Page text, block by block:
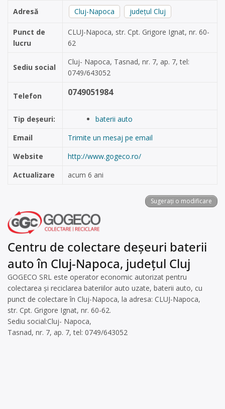
Adresă Cluj-Napoca județul Cluj
Punct de
lucru
CLUJ-Napoca, str. Cpt. Grigore Ignat, nr. 60-
62
Sediu social
Cluj- Napoca, Tasnad, nr. 7, ap. 7, tel:
0749/643052
Telefon 0749051984
Tip deșeuri:
baterii auto
Email
Trimite un mesaj pe email
Website
http://www.gogeco.ro/
Actualizare
acum 6 ani
Sugerați o modificare
Centru de colectare deșeuri baterii
auto în Cluj-Napoca, județul Cluj
GOGECO SRL este operator economic autorizat pentru
colectarea și reciclarea bateriilor auto uzate, baterii auto, cu
punct de colectare în Cluj-Napoca, la adresa: CLUJ-Napoca,
str. Cpt. Grigore Ignat, nr. 60-62.
Sediu social:Cluj- Napoca,
Tasnad, nr. 7, ap. 7, tel: 0749/643052